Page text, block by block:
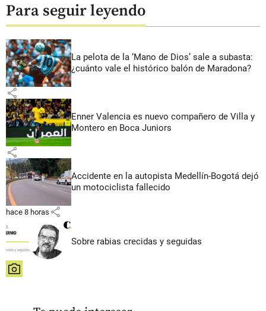
Para seguir leyendo
La pelota de la ‘Mano de Dios’ sale a subasta:
¿cuánto vale el histórico balón de Maradona?
share
Enner Valencia es nuevo compañero de Villa y
Montero en Boca Juniors
share
Accidente en la autopista Medellín-Bogotá dejó
un motociclista fallecido
hace 8 horas share
Sobre rabias crecidas y seguidas
share